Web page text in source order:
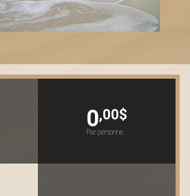
0,00$
Par personne